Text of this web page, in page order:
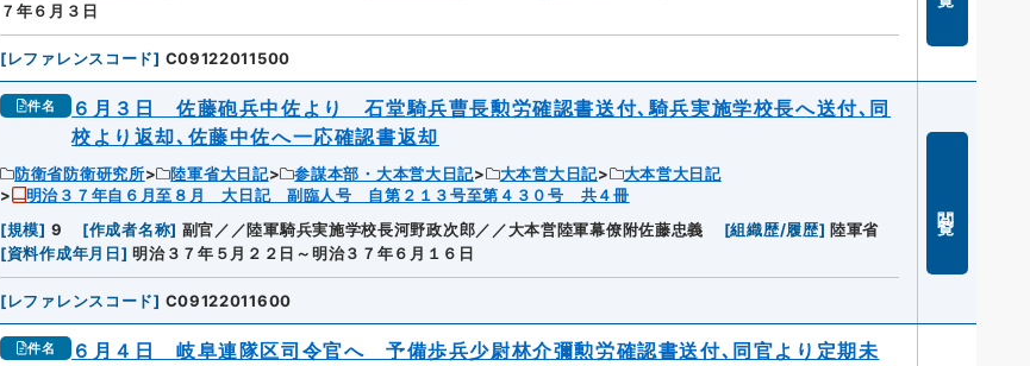
７年６月３日
[レファレンスコード] C09122011500
件名
６月３日 佐藤砲兵中佐より 石堂騎兵曹長勲労確認書送付､騎兵実施学校長へ送付､同
校より返却､佐藤中佐へ一応確認書返却
防衛省防衛研究所 陸軍省大日記 参謀本部・大本営大日記 大本営大日記
大本営大日記
明治３７年自６月至８月 大日記 副臨人号 自第２１３号至第４３０号 共４冊
[規模] 9 [作成者名称] 副官／／陸軍騎兵実施学校長河野政次郎／／大本営陸軍幕僚附佐藤忠義 [組織歴/履歴] 陸軍省
[資料作成年月日] 明治３７年５月２２日～明治３７年６月１６日
[レファレンスコード] C09122011600
件名
６月４日 岐阜連隊区司令官へ 予備歩兵少尉林介彌勲労確認書送付､同官より定期未